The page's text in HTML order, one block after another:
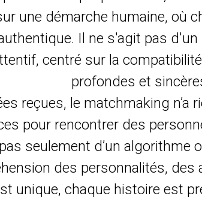
une démarche humaine, où
Il ne s'agit pas
centré sur la
profondes et
reçues, le matchmaking n’a
pour rencontrer des
seulement d’un algorithme
des personnalités,
unique, chaque histoire est